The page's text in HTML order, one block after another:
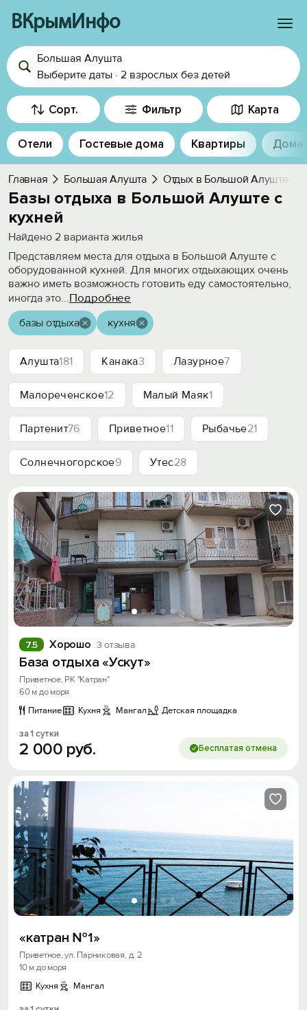
ВКрымИнфо
Войти
Избранное
История просмотра
Добавить свой объект
Большая Алушта
Выберите даты · 2 взрослых без детей
Сорт. Фильтр Карта
Отели Гостевые дома Квартиры Дома
Главная Большая Алушта Отдых в Большой Алуште
Базы отдыха в Большой Алуште с
кухней
Найдено 2 варианта жилья
Представляем места для отдыха в Большой Алуште с
оборудованной кухней. Для многих отдыхающих очень
важно иметь возможность готовить еду самостоятельно,
иногда это...Подробнее
базы отдыха кухня
Алушта181 Канака3 Лазурное7
Малореченское12 Малый Маяк1
Партенит76 Приветное11 Рыбачье21
Солнечногорское9 Утес28
Хорошо 3 отзыва
7.5
База отдыха «Ускут»
Приветное, РК "Катран"
60 м до моря
Питание
Кухня Мангал Детская площадка
за 1 сутки
2 000 руб. Бесплатая отмена
«катран №1»
Приветное, ул. Парниковая, д. 2
10 м до моря
Кухня
Мангал